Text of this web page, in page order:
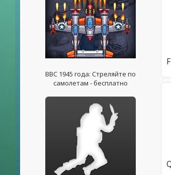
ВВС 1945 года: Стреляйте по
самолетам - бесплатно